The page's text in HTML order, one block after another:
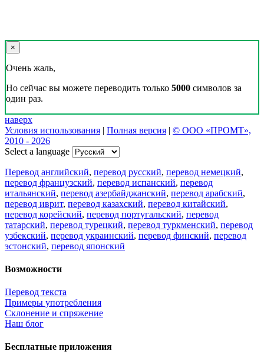
×
Очень жаль,
Но сейчас вы можете переводить только 5000 символов за
один раз.
наверх
Условия использования | Полная версия | © ООО «ПРОМТ»,
2010 - 2026
Select a language
Перевод английский, перевод русский, перевод немецкий,
перевод французский, перевод испанский, перевод
итальянский, перевод азербайджанский, перевод арабский,
перевод иврит, перевод казахский, перевод китайский,
перевод корейский, перевод португальский, перевод
татарский, перевод турецкий, перевод туркменский, перевод
узбекский, перевод украинский, перевод финский, перевод
эстонский, перевод японский
Возможности
Перевод текста
Примеры употребления
Склонение и спряжение
Наш блог
Бесплатные приложения